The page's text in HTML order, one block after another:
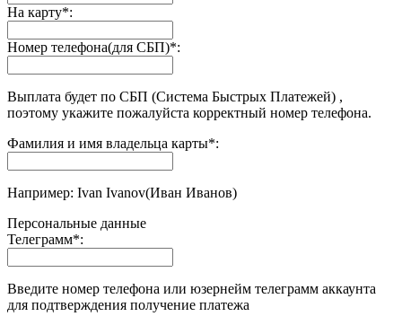
На карту*:
Номер телефона(для СБП)*:
Выплата будет по СБП (Система Быстрых Платежей) ,
поэтому укажите пожалуйста корректный номер телефона.
Фамилия и имя владельца карты*:
Например: Ivan Ivanov(Иван Иванов)
Персональные данные
Телеграмм*:
Введите номер телефона или юзернейм телеграмм аккаунта
для подтверждения получение платежа